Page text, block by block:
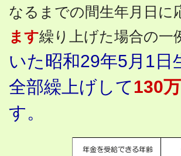
なるまでの間生年月日に
ます繰り上げた場合の一
いた昭和29年5月1
全部繰上げして130
す。